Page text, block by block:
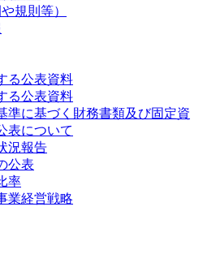
規則等）
る公表資料
る公表資料
準に基づく財務書類及び固定資
表について
況報告
公表
率
業経営戦略